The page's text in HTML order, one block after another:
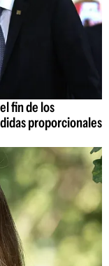
fin de los
proporcionales